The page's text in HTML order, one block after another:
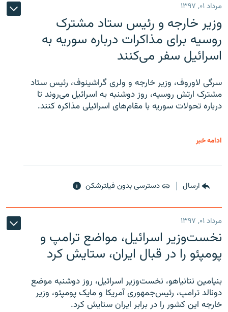
مرداد ۰۱, ۱۳۹۷
وزیر خارجه و رئیس‌ ستاد مشترک
روسیه برای مذاکرات درباره سوریه به
اسرائیل سفر می‌کنند
سرگی لاوروف، وزیر خارجه و ولری گراشینوف، رئیس ستاد
مشترک ارتش روسیه، روز دوشنبه به اسرائیل می‌روند تا
درباره تحولات سوریه با مقام‌های اسرائیلی مذاکره کنند.
ادامه خبر
ارسال دسترسی بدون فیلترشکن
مرداد ۰۱, ۱۳۹۷
نخست‌وزیر اسرائیل، مواضع ترامپ و
پومپئو را در قبال ایران، ستایش کرد
بنیامین نتانیاهو، نخست‌وزیر اسرائیل، روز دوشنبه موضع
دونالد ترامپ، رئیس‌جمهوری آمریکا و مایک پومپئو، وزیر
خارجه این کشور را در برابر ایران ستایش کرد.